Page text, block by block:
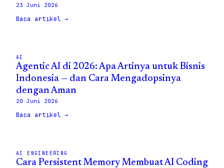
23 Juni 2026
Baca artikel →
AI
Agentic AI di 2026: Apa Artinya untuk Bisnis
Indonesia — dan Cara Mengadopsinya
dengan Aman
20 Juni 2026
Baca artikel →
AI ENGINEERING
Cara Persistent Memory Membuat AI Coding